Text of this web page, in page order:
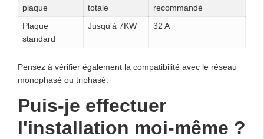
plaque
totale
recommandé
Plaque
standard
Jusqu'à 7KW 32 A
Pensez à vérifier également la compatibilité avec le réseau
monophasé ou triphasé.
Puis-je effectuer
l'installation moi-même ?